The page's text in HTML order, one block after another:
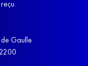
Gaulle